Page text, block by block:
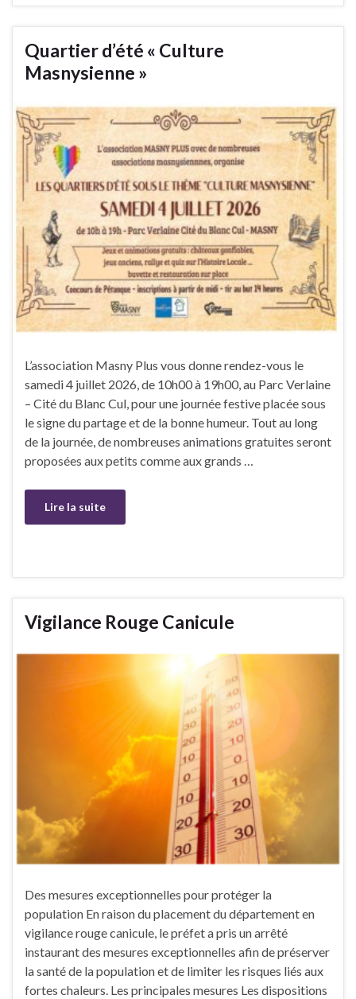
Quartier d’été « Culture
Masnysienne »
L’association Masny Plus vous donne rendez-vous le
samedi 4 juillet 2026, de 10h00 à 19h00, au Parc Verlaine
– Cité du Blanc Cul, pour une journée festive placée sous
le signe du partage et de la bonne humeur. Tout au long
de la journée, de nombreuses animations gratuites seront
proposées aux petits comme aux grands …
Lire la suite
Vigilance Rouge Canicule
Des mesures exceptionnelles pour protéger la
population En raison du placement du département en
vigilance rouge canicule, le préfet a pris un arrêté
instaurant des mesures exceptionnelles afin de préserver
la santé de la population et de limiter les risques liés aux
fortes chaleurs. Les principales mesures Les dispositions